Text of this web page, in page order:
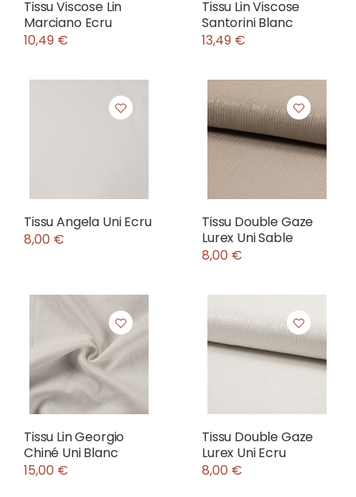
Tissu Viscose Lin
Marciano Ecru
10,49 €
Tissu Lin Viscose
Santorini Blanc
13,49 €
Tissu Angela Uni Ecru
8,00 €
Tissu Double Gaze
Lurex Uni Sable
8,00 €
Tissu Lin Georgio
Chiné Uni Blanc
15,00 €
Tissu Double Gaze
Lurex Uni Ecru
8,00 €